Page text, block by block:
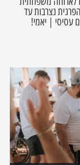
נצרבות עד
עסיסי | יאמי!